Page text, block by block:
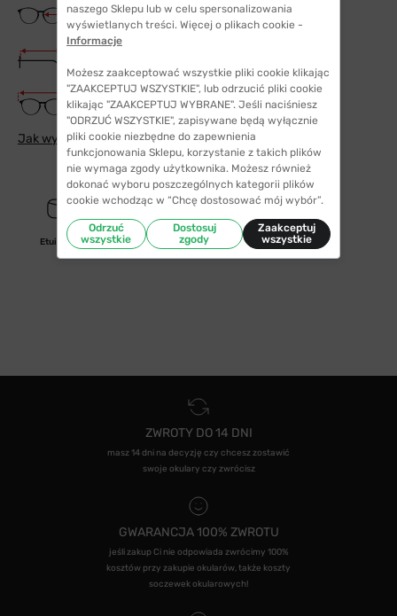
Szerokość szkła
56 mm
Długość zauszników
145 mm
Szerokość oprawki
145 mm
Jak wybrać odpowiedni rozmiar
Etui/woreczek
ZWROTY DO 14 DNI
masz 14 dni na decyzję czy chcesz zostawić
swoje okulary czy zwrócisz
GWARANCJA 100% ZWROTU
jeśli zakup Ci nie odpowiada zwrócimy 100%
kosztów przy zakupie okularów, także koszty
soczewek okularowych!
naszego Sklepu lub w celu spersonalizowania
wyświetlanych treści. Więcej o plikach cookie -
Informacje
Możesz zaakceptować wszystkie pliki cookie klikając
"ZAAKCEPTUJ WSZYSTKIE", lub odrzucić pliki cookie
klikając "ZAAKCEPTUJ WYBRANE". Jeśli naciśniesz
"ODRZUĆ WSZYSTKIE", zapisywane będą wyłącznie
pliki cookie niezbędne do zapewnienia
funkcjonowania Sklepu, korzystanie z takich plików
nie wymaga zgody użytkownika. Możesz również
dokonać wyboru poszczególnych kategorii plików
cookie wchodząc w “Chcę dostosować mój wybór”.
Odrzuć
wszystkie
Dostosuj
zgody
Zaakceptuj
wszystkie